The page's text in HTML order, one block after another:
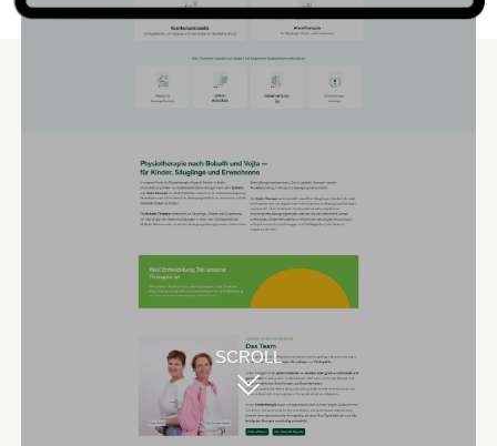
SCROLL
Wir haben für die Praxis für Physiotherapie und Heilpraktik
Wysocki & Streich einen komplettenWebsite-Relaunch
durchgeführt. Die Seite ist nun ein moderner One-Pager,
den Header kann außerdem direkt zu den einzelnen
Abschnitten navigiert werden. Dank moderner Technik im
Durch einen Umschalter können Websitebesucher nun
direkt sehen, welche Leistungen von der Krankenkasse
übernommen werden und welche für Selbstzahler